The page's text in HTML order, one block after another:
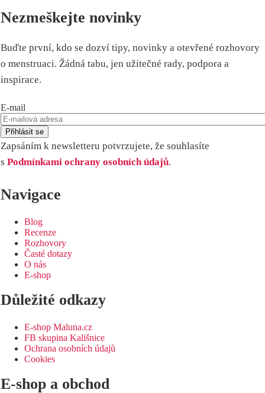
Nezmeškejte novinky
Buďte první, kdo se dozví tipy, novinky a otevřené rozhovory
o menstruaci. Žádná tabu, jen užitečné rady, podpora a
inspirace.
E-mail
Zapsáním k newsletteru potvrzujete, že souhlasíte
s Podmínkami ochrany osobních údajů.
Navigace
Blog
Recenze
Rozhovory
Časté dotazy
O nás
E-shop
Důležité odkazy
E-shop Maluna.cz
FB skupina Kališnice
Ochrana osobních údajů
Cookies
E-shop a obchod